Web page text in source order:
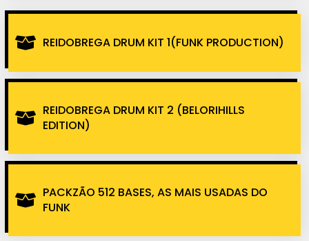
REIDOBREGA DRUM KIT 1(FUNK PRODUCTION)
REIDOBREGA DRUM KIT 2 (BELORIHILLS
EDITION)
PACKZÃO 512 BASES, AS MAIS USADAS DO
FUNK